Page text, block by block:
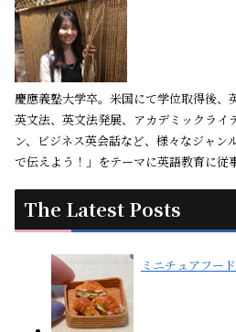
慶應義塾大学卒。米国にて学位取得後、
英文法、英文法発展、アカデミックライ
ン、ビジネス英会話など、様々なジャン
で伝えよう！」をテーマに英語教育に従
The Latest Posts
ミニチュアフー